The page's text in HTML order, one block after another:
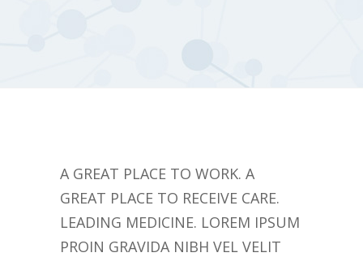
A GREAT PLACE TO WORK. A
GREAT PLACE TO RECEIVE CARE.
LEADING MEDICINE. LOREM IPSUM
PROIN GRAVIDA NIBH VEL VELIT